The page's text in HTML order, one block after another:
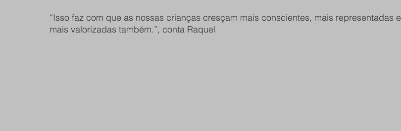
“Isso faz com que as nossas crianças cresçam mais conscientes, mais representadas e
mais valorizadas também.”, conta Raquel